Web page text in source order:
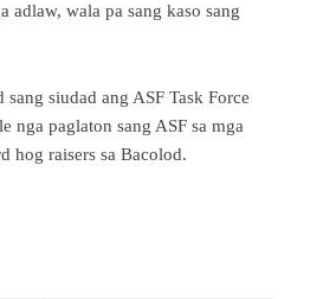
adlaw, wala pa sang kaso sang
siudad ang ASF Task Force
nga paglaton sang ASF sa mga
hog raisers sa Bacolod.